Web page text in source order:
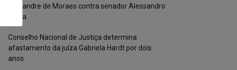
Alexandre de Moraes contra senador Alessandro
Vieira
Conselho Nacional de Justiça determina
afastamento da juíza Gabriela Hardt por dois
anos